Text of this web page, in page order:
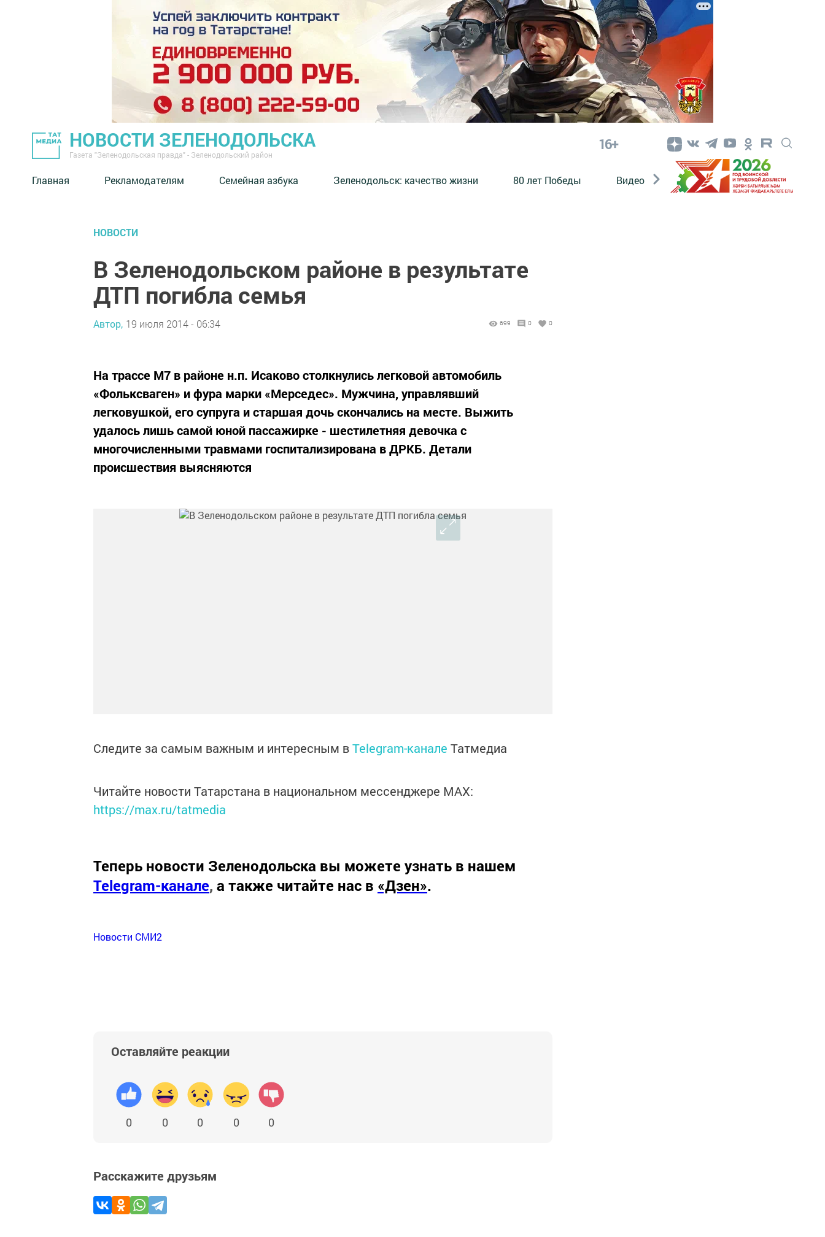
НОВОСТИ ЗЕЛЕНОДОЛЬСКА
Газета "Зеленодольская правда" - Зеленодольский район
16+
Главная Рекламодателям Семейная азбука ⁠Зеленодольск: качество жизни 80 лет Победы Видео Конкурсы ЭтноДети
НОВОСТИ
В Зеленодольском районе в результате
ДТП погибла семья
Автор, 19 июля 2014 - 06:34 699 0 0
На трассе М7 в районе н.п. Исаково столкнулись легковой автомобиль
«Фольксваген» и фура марки «Мерседес». Мужчина, управлявший
легковушкой, его супруга и старшая дочь скончались на месте. Выжить
удалось лишь самой юной пассажирке - шестилетняя девочка с
многочисленными травмами госпитализирована в ДРКБ. Детали
происшествия выясняются
Следите за самым важным и интересным вTelegram-канале Татмедиа
Читайте новости Татарстана в национальном мессенджере MАХ:
https://max.ru/tatmedia
Теперь новости Зеленодольска вы можете узнать в нашем
Telegram-канале, а также читайте нас в «Дзен».
Новости СМИ2
Оставляйте реакции
0 0 0 0 0
Расскажите друзьям